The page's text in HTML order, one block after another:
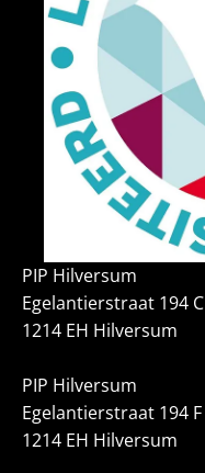
PIP Hilversum
Egelantierstraat 194 C
1214 EH Hilversum
PIP Hilversum
Egelantierstraat 194 F
1214 EH Hilversum